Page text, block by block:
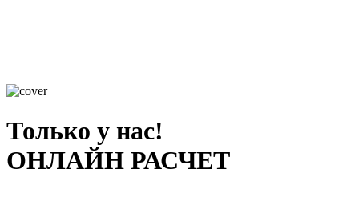
Только у нас!
ОНЛАЙН РАСЧЕТ